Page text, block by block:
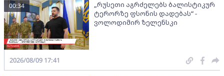
„რუსეთი აგრძელებს ბალისტიკურ
ტერორზე ფსონის დადებას“ -
ვოლოდიმირ ზელენსკი
00:34
2026/08/09 17:41